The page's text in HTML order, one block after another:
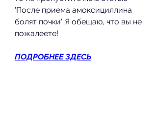
'После приема амоксициллина
болят почки'. Я обещаю, что вы не
пожалеете!
ПОДРОБНЕЕ ЗДЕСЬ